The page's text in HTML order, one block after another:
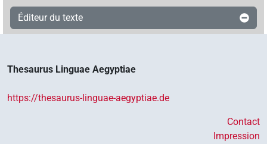
Éditeur du texte
Thesaurus Linguae Aegyptiae
https://thesaurus-linguae-aegyptiae.de
Contact
Impression